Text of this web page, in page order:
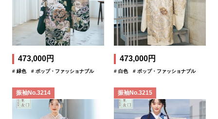
473,000円
# 緑色 # ポップ・ファッショナブル
473,000円
# 白色 # ポップ・ファッショナブル
振袖No.3214 振袖No.3215